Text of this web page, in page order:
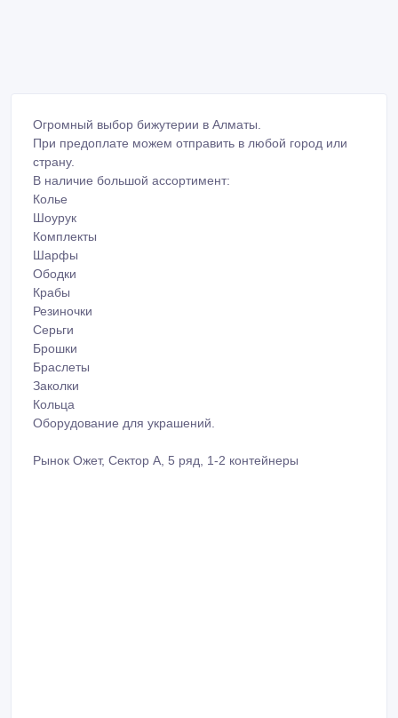
Огромный выбор бижутерии в Алматы.
При предоплате можем отправить в любой город или
страну.
В наличие большой ассортимент:
Колье
Шоурук
Комплекты
Шарфы
Ободки
Крабы
Резиночки
Серьги
Брошки
Браслеты
Заколки
Кольца
Оборудование для украшений.
Рынок Ожет, Сектор А, 5 ряд, 1-2 контейнеры